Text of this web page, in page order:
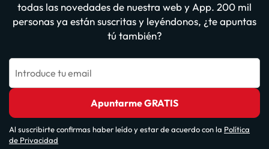
todas las novedades de nuestra web y App. 200 mil
personas ya están suscritas y leyéndonos, ¿te apuntas
tú también?
Introduce tu email
Apuntarme GRATIS
Al suscribirte confirmas haber leído y estar de acuerdo con la Política
de Privacidad